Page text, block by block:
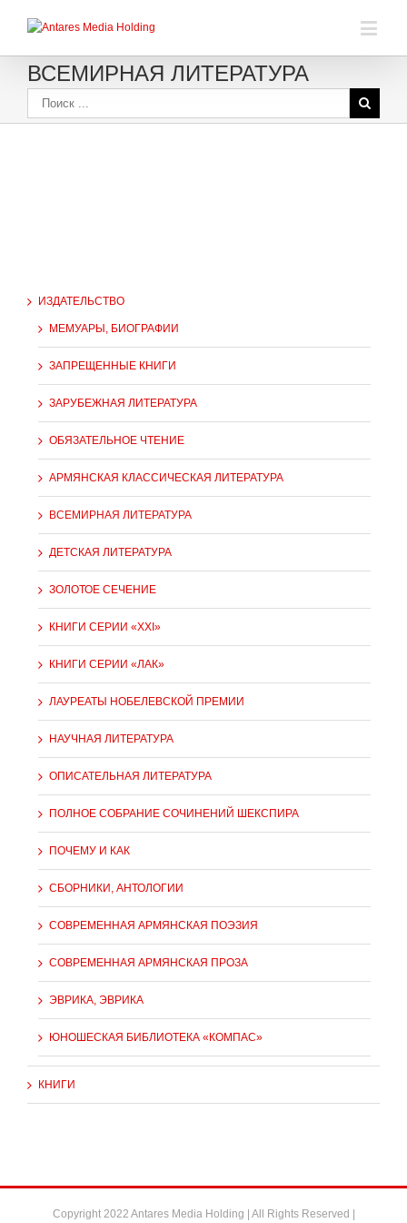
ВСЕМИРНАЯ ЛИТЕРАТУРА
ИЗДАТЕЛЬСТВО
МЕМУАРЫ, БИОГРАФИИ
ЗАПРЕЩЕННЫЕ КНИГИ
ЗАРУБЕЖНАЯ ЛИТЕРАТУРА
ОБЯЗАТЕЛЬНОЕ ЧТЕНИЕ
АРМЯНСКАЯ КЛАССИЧЕСКАЯ ЛИТЕРАТУРА
ВСЕМИРНАЯ ЛИТЕРАТУРА
ДЕТСКАЯ ЛИТЕРАТУРА
ЗОЛОТОЕ СЕЧЕНИЕ
КНИГИ СЕРИИ «XXI»
КНИГИ СЕРИИ «ЛАК»
ЛАУРЕАТЫ НОБЕЛЕВСКОЙ ПРЕМИИ
НАУЧНАЯ ЛИТЕРАТУРА
ОПИСАТЕЛЬНАЯ ЛИТЕРАТУРА
ПОЛНОЕ СОБРАНИЕ СОЧИНЕНИЙ ШЕКСПИРА
ПОЧЕМУ И КАК
СБОРНИКИ, АНТОЛОГИИ
СОВРЕМЕННАЯ АРМЯНСКАЯ ПОЭЗИЯ
СОВРЕМЕННАЯ АРМЯНСКАЯ ПРОЗА
ЭВРИКА, ЭВРИКА
ЮНОШЕСКАЯ БИБЛИОТЕКА «КОМПАС»
КНИГИ
Copyright 2022 Antares Media Holding | All Rights Reserved |